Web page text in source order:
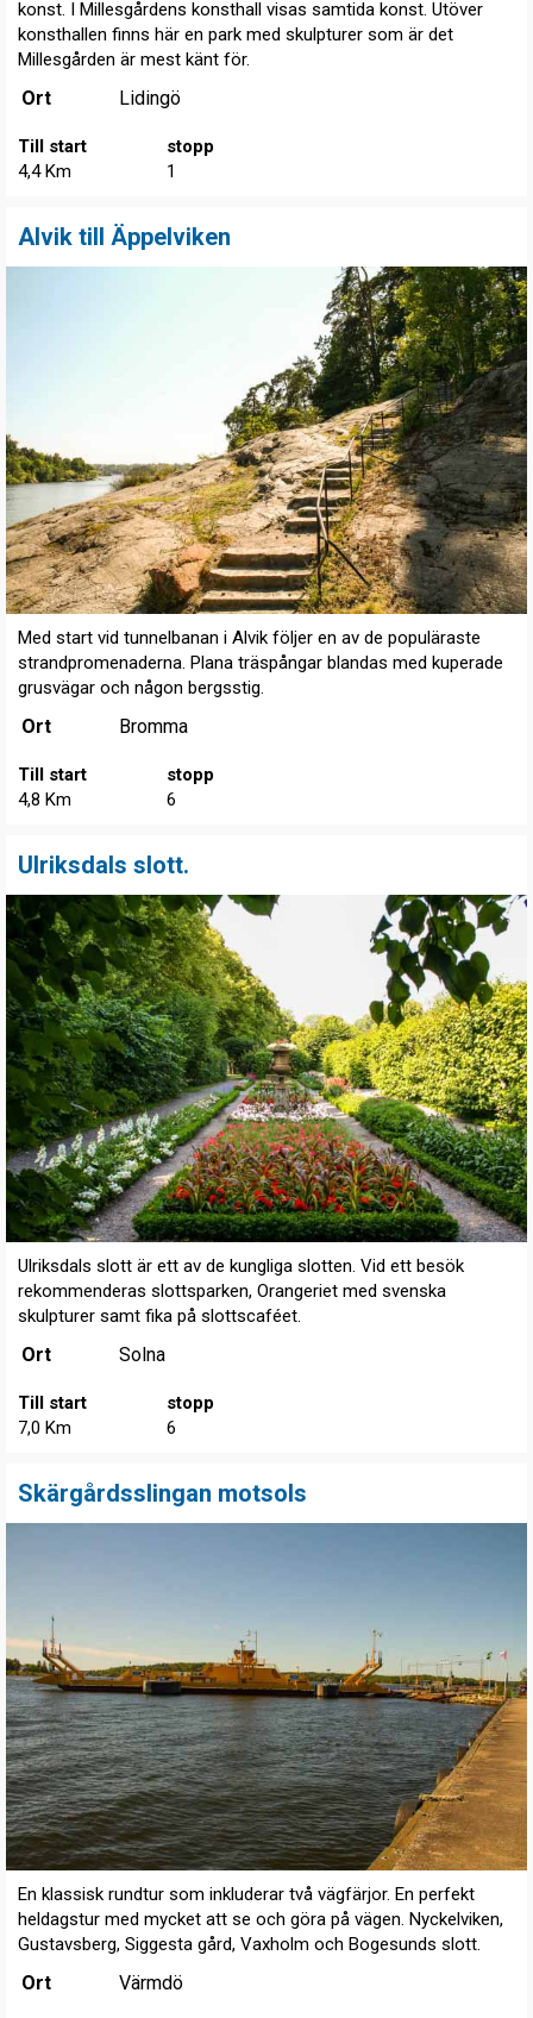
konst. I Millesgårdens konsthall visas samtida konst. Utöver
konsthallen finns här en park med skulpturer som är det
Millesgården är mest känt för.
Ort Lidingö
Till start
4,4 Km
stopp
1
Alvik till Äppelviken
Med start vid tunnelbanan i Alvik följer en av de populäraste
strandpromenaderna. Plana träspångar blandas med kuperade
grusvägar och någon bergsstig.
Ort Bromma
Till start
4,8 Km
stopp
6
Ulriksdals slott.
Ulriksdals slott är ett av de kungliga slotten. Vid ett besök
rekommenderas slottsparken, Orangeriet med svenska
skulpturer samt fika på slottscaféet.
Ort Solna
Till start
7,0 Km
stopp
6
Skärgårdsslingan motsols
En klassisk rundtur som inkluderar två vägfärjor. En perfekt
heldagstur med mycket att se och göra på vägen. Nyckelviken,
Gustavsberg, Siggesta gård, Vaxholm och Bogesunds slott.
Ort Värmdö